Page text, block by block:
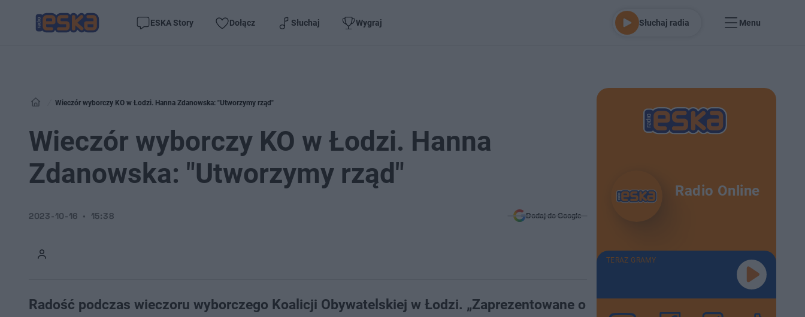
ESKA Story Dołącz Słuchaj Wygraj Słuchaj radia Menu
Wieczór wyborczy KO w Łodzi. Hanna Zdanowska: "Utworzymy rząd"
Wieczór wyborczy KO w Łodzi. Hanna
Zdanowska: "Utworzymy rząd"
2023-10-16 15:38 Dodaj do Google
Radość podczas wieczoru wyborczego Koalicji Obywatelskiej w Łodzi. „Zaprezentowane o
Radio Online
TERAZ GRAMY